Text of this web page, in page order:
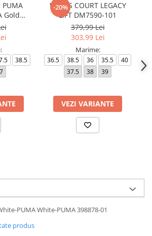
Gold
38.5
-20%
WMNS COURT LEGACY
LIFT DM7590-101
379,99 Lei
303,99 Lei
Marime:
36.5 38.5 36 35.5
40
37.5
38 39
VEZI VARIANTE
PUMA White-PUMA 398878-01
produs